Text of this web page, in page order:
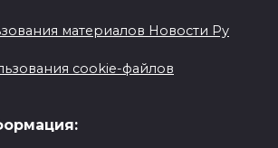
материалов Новости Ру
cookie-файлов